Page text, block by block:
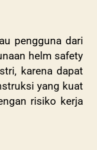
pengguna dari
helm safety
karena dapat
yang kuat
risiko kerja